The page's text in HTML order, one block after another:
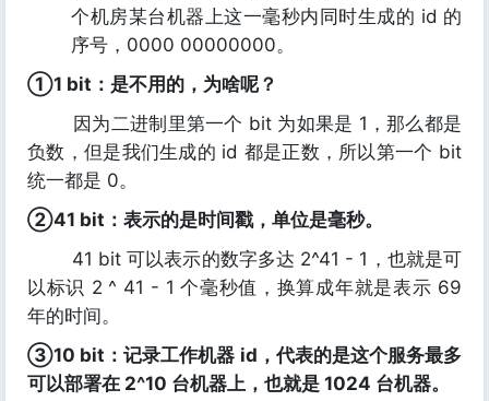
个机房某台机器上这一毫秒内同时生成的 id 的
序号，0000 00000000。
①1 bit：是不用的，为啥呢？
因为二进制里第一个 bit 为如果是 1，那么都是
负数，但是我们生成的 id 都是正数，所以第一个 bit
统一都是 0。
②41 bit：表示的是时间戳，单位是毫秒。
41 bit 可以表示的数字多达 2^41 - 1，也就是可
以标识 2 ^ 41 - 1 个毫秒值，换算成年就是表示 69
年的时间。
③10 bit：记录工作机器 id，代表的是这个服务最多
可以部署在 2^10 台机器上，也就是 1024 台机器。